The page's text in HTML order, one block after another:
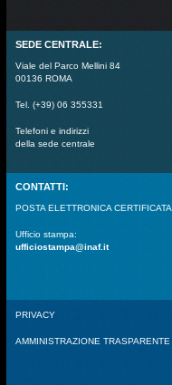
SEDE CENTRALE:
Viale del Parco Mellini 84
00136 ROMA
Tel. (+39) 06 355331
Telefoni e indirizzi
della sede centrale
CONTATTI:
POSTA ELETTRONICA CERTIFICATA
Ufficio stampa:
ufficiostampa@inaf.it
PRIVACY
AMMINISTRAZIONE TRASPARENTE